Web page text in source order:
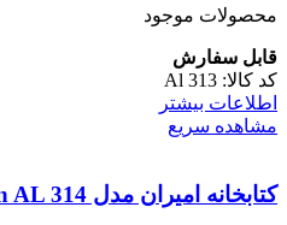
محصولات موجود
قابل سفارش
کد کالا: Al 313
اطلاعات بیشتر
مشاهده سریع
کتابخانه امیران مدل Amiran AL 314